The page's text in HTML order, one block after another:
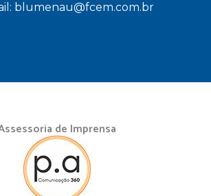
blumenau@fcem.com.br
de Imprensa